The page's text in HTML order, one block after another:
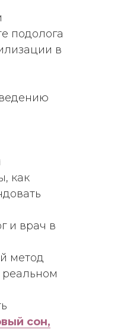
подолога
в
как
и врач в
метод
сон,